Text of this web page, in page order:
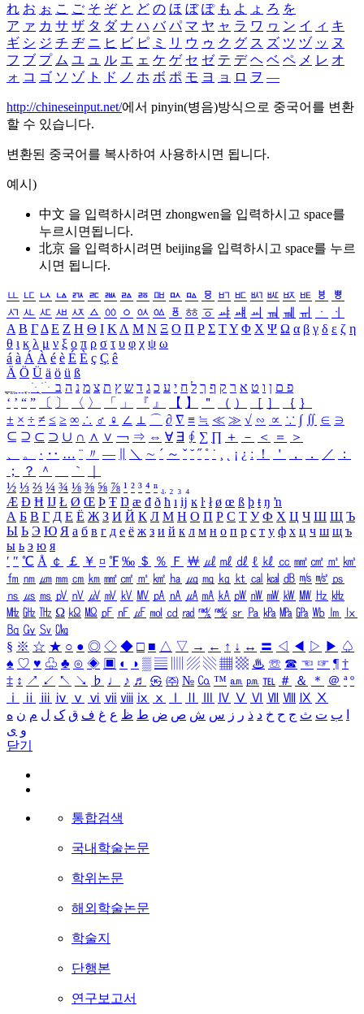
れ お ぉ こ ご そ ぞ と ど の ほ ぼ ぽ も よ ょ ろ を
ア ァ カ サ ザ タ ダ ナ ハ バ パ マ ヤ ャ ラ ワ ヮ ン イ ィ キ
ギ シ ジ チ ヂ ニ ヒ ビ ピ ミ リ ウ ゥ ク グ ス ズ ツ ヅ ッ ヌ
フ ブ プ ム ユ ュ ル エ ェ ケ ゲ セ ゼ テ デ ヘ ベ ペ メ レ オ
ォ コ ゴ ソ ゾ ト ド ノ ホ ボ ポ モ ヨ ョ ロ ヲ ―
http://chineseinput.net/에서 pinyin(병음)방식으로 중국어를 변환
할 수 있습니다.
변환된 중국어를 복사하여 사용하시면 됩니다.
예시)
中文 을 입력하시려면 zhongwen을 입력하시고 space를
누르시면됩니다.
北京 을 입력하시려면 beijing을 입력하시고 space를 누르
시면 됩니다.
ㅥ ㅦ ㅧ ㅨ ㅩ ㅪ ㅫ ㅬ ㅭ ㅮ ㅯ ㅰ ㅱ ㅲ ㅳ ㅴ ㅵ ㅶ ㅷ ㅸ
ㅹ
ㅺ ㅻ ㅼ ㅽ ㅾ ㅿ ㆀ ㆁ ㆂ ㆃ ㆄ ㆅ ㆆ ㆇ ㆈ ㆉ ㆊ ㆋ ㆌ ㆍ
ㆎ
Α Β ΓΔ Ε Ζ Η Θ Ι ΚΛ Μ Ν Ξ Ο Π Ρ Σ ΤΥ Φ Χ Ψ Ω α β γ δ ε ζ η
θ ι κ λ μ ν ξ ο π ρ σ τ υ φ χ ψ ω
á à Á À é è É È ç Ç ê
Ä Ö Ü ä ö ü ß
ִֶֹ ֻּ ׁׂ פ ם ן ו ט א ר ק ף ך ל ח י ע כ ג ד ש ץ ת צ מ נ ה ב
‘ ’ “ ” 〔 〕 〈 〉 「 」 『 』 【 】 ＂ （ ） ［ ］ ｛ ｝
± × ÷ ≠ ≤ ≥ ∞ ∴ ♂ ♀ ∠ ⊥ ⌒ ∂ ∇ ≡ ≒ ≪ ≫ √ ∽ ∝ ∵ ∫ ∬ ∈ ∋
⊆ ⊇ ⊂ ⊃ ∪ ∩ ∧ ∨ ￢ ⇒ ⇔ ∀ ∃ ∮ ∑ ∏ ＋ － ＜ ＝
＞
、
。 · ‥ … ¨ 〃 ― ＼ ∼ ´ ～ ˇ ˘ ˝ ˚ ˙ ¸ ¡ ¿ ː ！ ＇ ， ． ／
：
；
？ ＾ ｀
½ ⅓ ⅔ ¼ ¾ ⅛ ⅜ ⅝ ⅞ ¹ ² ³ ⁴ ⁿ ₁ ₂ ₃ ₄
Æ Ð Ħ Ĳ Ł Ø Œ Þ Ŧ Ŋ æ đ ð ħ ı ĳ ĸ ŀ ł ø œ ß þ ŧ ŋ ŉ
А Б В Г Д Е Ё Ж З И Й К Л М Н О П Р С Т У Ф Х Ц Ч Ш Щ Ъ
Ы Ь Э Ю Я а б в г д е ё ж з и й к л м н о п р с т у ф х ц ч ш щ ъ
ы ь э ю я
′ ″ ℃ Å ￠ ￡ ￥ ¤ ℉ ‰ ＄ ％ Ｆ ￦ ㎕ ㎖ ㎗ ℓ ㎘ ㏄ ㎣ ㎤ ㎥ ㎦
㎙ ㎚ ㎛ ㎜ ㎝ ㎞ ㎟ ㎠ ㎡ ㎢ ㏊ ㎍ ㎎ ㎏ ㏏ ㎈ ㎉ ㏈ ㎧ ㎨ ㎰
㎱ ㎲ ㎳ ㎴ ㎵ ㎶ ㎷ ㎸ ㎹ ㎀ ㎁ ㎂ ㎃ ㎄ ㎺ ㎻ ㎽ ㎾ ㎿ ㎐ ㎑
㎒ ㎓ ㎔ Ω ㏀ ㏁ ㎊ ㎋ ㎌ ㏖ ㏅ ㎭ ㎮ ㎯ ㏛ ㎩ ㎪ ㎫ ㎬ ㏝ ㏐
㏓
㏃ ㏉ ㏜ ㏆
§ ※ ☆ ★ ○ ● ◎ ◇ ◆ □ ■ △ ▽ → ← ↑ ↓ ↔ 〓 ◁ ◀ ▷ ▶ ♤
♠ ♡ ♥ ♧ ♣ ⊙ ◈ ▣ ◐ ◑ ▒ ▤ ▨ ▧ ▦ ▩ ♨ ☏ ☎ ☜ ☞ ¶ †
‡ ↕ ↗ ↙ ↖ ↘ ♭ ♩ ♪ ♬ ㉿ ㈜ № ㏇ ™ ㏂ ㏘ ℡ ＃ ＆ ＊ ＠ ª º
ⅰ
ⅱ ⅲ ⅳ ⅴ ⅵ ⅶ ⅷ ⅸ ⅹ Ⅳ Ⅴ Ⅵ Ⅶ Ⅷ Ⅸ Ⅹ
ب ت ث ج ح خ د ذ ر ز س ش ص ض ط ظ ع غ ف ق ک ل م ن ه
و ی
닫기
통합검색
국내학술논문
학위논문
해외학술논문
학술지
단행본
연구보고서